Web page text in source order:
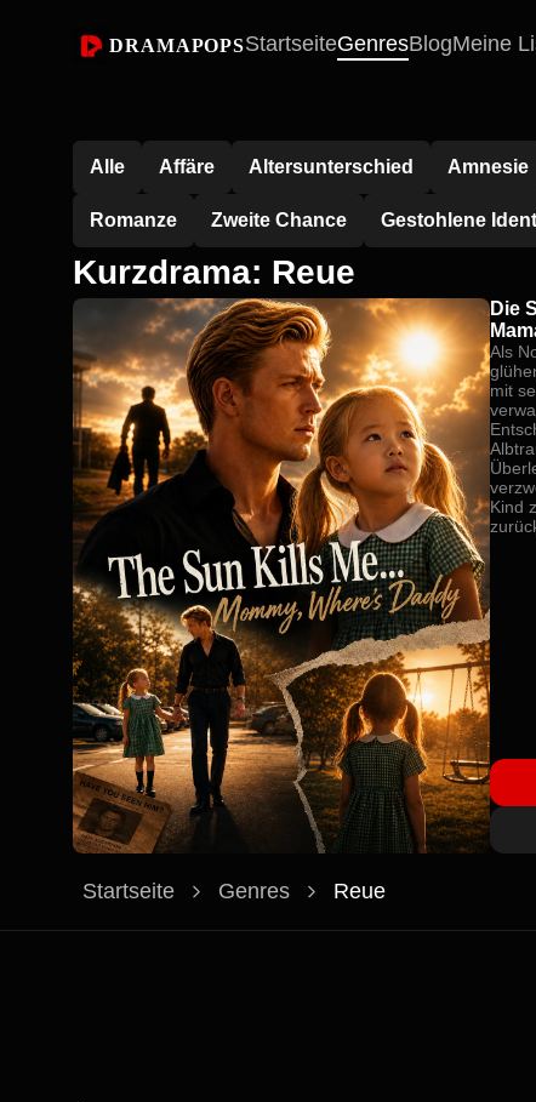
DRAMAPOPSStartseiteGenresBlogMeine
Alle Affäre Altersunterschied Amnesie
Romanze Zweite Chance Gestohlene
Kurzdrama: Reue
Die
Als
mit
Kind
Startseite Genres Reue